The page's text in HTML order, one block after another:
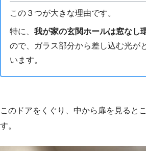
この３つが大きな理由です。
特に、我が家の玄関ホールは窓なし
ので、ガラス部分から差し込む光が
います。
このドアをくぐり、中から扉を見ると
す。